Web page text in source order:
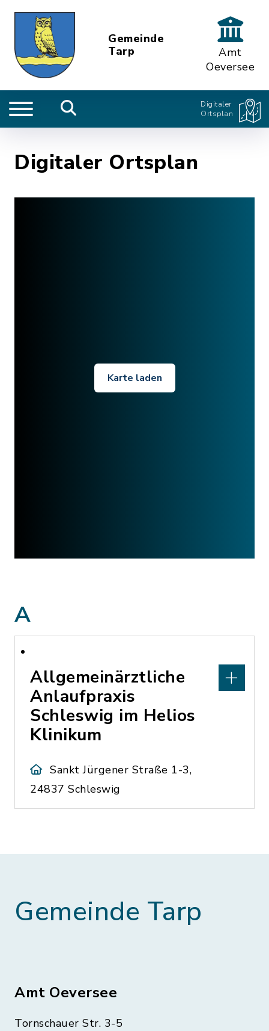
Gemeinde
Tarp
Amt
Oeversee
Digitaler
Ortsplan
Digitaler Ortsplan
Karte laden
A
Allgemeinärztliche
Anlaufpraxis
Schleswig im Helios
Klinikum
Sankt Jürgener Straße 1-3,
24837 Schleswig
Gemeinde Tarp
Amt Oeversee
Tornschauer Str. 3-5